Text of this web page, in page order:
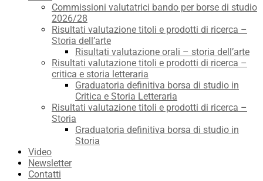
Commissioni valutatrici bando per borse di studio
2026/28
Risultati valutazione titoli e prodotti di ricerca –
Storia dell’arte
Risultati valutazione orali – storia dell’arte
Risultati valutazione titoli e prodotti di ricerca –
critica e storia letteraria
Graduatoria definitiva borsa di studio in
Critica e Storia Letteraria
Risultati valutazione titoli e prodotti di ricerca –
Storia
Graduatoria definitiva borsa di studio in
Storia
Video
Newsletter
Contatti